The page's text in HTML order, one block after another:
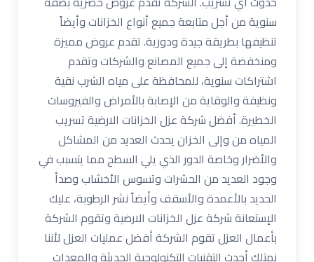
سنوية من أجل متابعة جميع أنواع الخزانات وأيضاً
تنظيفها بطريقة جيدة ودورية. تقدم عروض مميزة
ومنخفضة إلى جميع المصانع والشركات وتقدم
اشتراكات سنوية، للمحافظة على مياه الشرب نقية
ونظيفة والوقاية من الإصابة بالأمراض والفيروسات
الخطيرة. أفضل شركة عزل الخزانات الارضية تسريب
المياه من وإلى الخزان يحدث العديد من المشاكل
والأضرار وخاصة الدور الذي يلي السطح مما يتسبب في
وجود العديد من الحشرات وتسوس الأخشاب وصدأ
الحديد بالأعمدة والأسقف وأيضاً نشر الرطوبة، عليك
الإستعانة شركة عزل الخزانات الارضية وتقوم الشركة
بأعمال العزل تقوم الشركة أفضل عمليات العزل لأننا
نمتلك أحدث التقنيات التكنولوجية الحديثة والمعدات